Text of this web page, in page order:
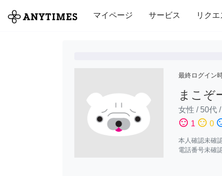
マイページ サービス リクエ
全て 修理・組立 家事 引っ越し
最終ログイン
まこぞ
女性 / 50代 /
sentiment_satisfied 1 sentiment_neutral 0
本人確認未確
電話番号未確